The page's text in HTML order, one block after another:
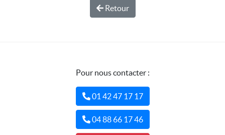
Retour
Pour nous contacter :
01 42 47 17 17
04 88 66 17 46